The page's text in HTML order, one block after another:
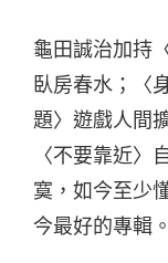
龜田誠治加持
臥房春水；〈
題〉遊戲人間
〈不要靠近〉
寞，如今至少
今最好的專輯